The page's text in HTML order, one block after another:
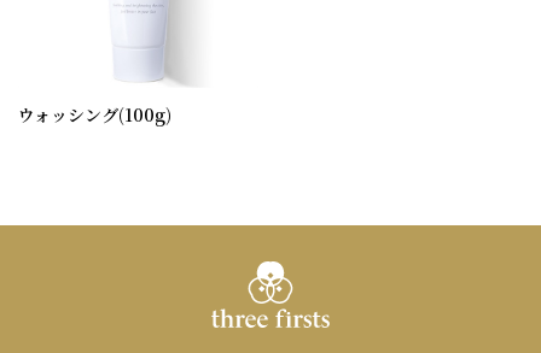
ウォッシング(100g)